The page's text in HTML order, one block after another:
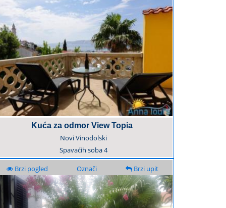
Kuća za odmor View Topia
Novi Vinodolski
Spavaćih soba4
Brzi pogled Označi Brzi upit